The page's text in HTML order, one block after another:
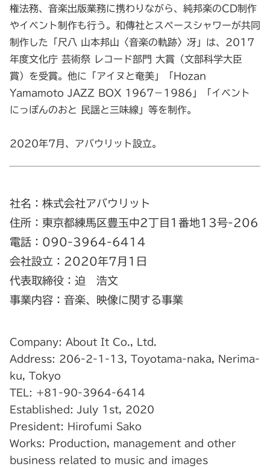
権法務、音楽出版業務に携わりながら、純邦楽のCD制作
やイベント制作も行う。和傳社とスペースシャワーが共同
制作した「尺八 山本邦山〈音楽の軌跡〉冴」は、2017
年度文化庁 芸術祭 レコード部門 大賞（文部科学大臣
賞）を受賞。他に「アイヌと奄美」「Hozan
Yamamoto JAZZ BOX 1967－1986」「イベント
にっぽんのおと 民謡と三味線」等を制作。
2020年7月、アバウリット設立。
社名：株式会社アバウリット
住所：東京都練馬区豊玉中2丁目1番地13号-206
電話：090-3964-6414
会社設立：2020年7月1日
代表取締役：迫 浩文
事業内容：音楽、映像に関する事業
Company: About It Co., Ltd.
Address: 206-2-1-13, Toyotama-naka, Nerima-
ku, Tokyo
TEL: +81-90-3964-6414
Established: July 1st, 2020
President: Hirofumi Sako
Works: Production, management and other
business related to music and images